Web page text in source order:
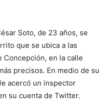
Soto, de 23 años, se
que se ubica a las
Concepción, en la calle
precisos. En medio de su
acercó un inspector
su cuenta de Twitter.